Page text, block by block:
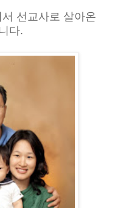
선교사로 살아온
다.